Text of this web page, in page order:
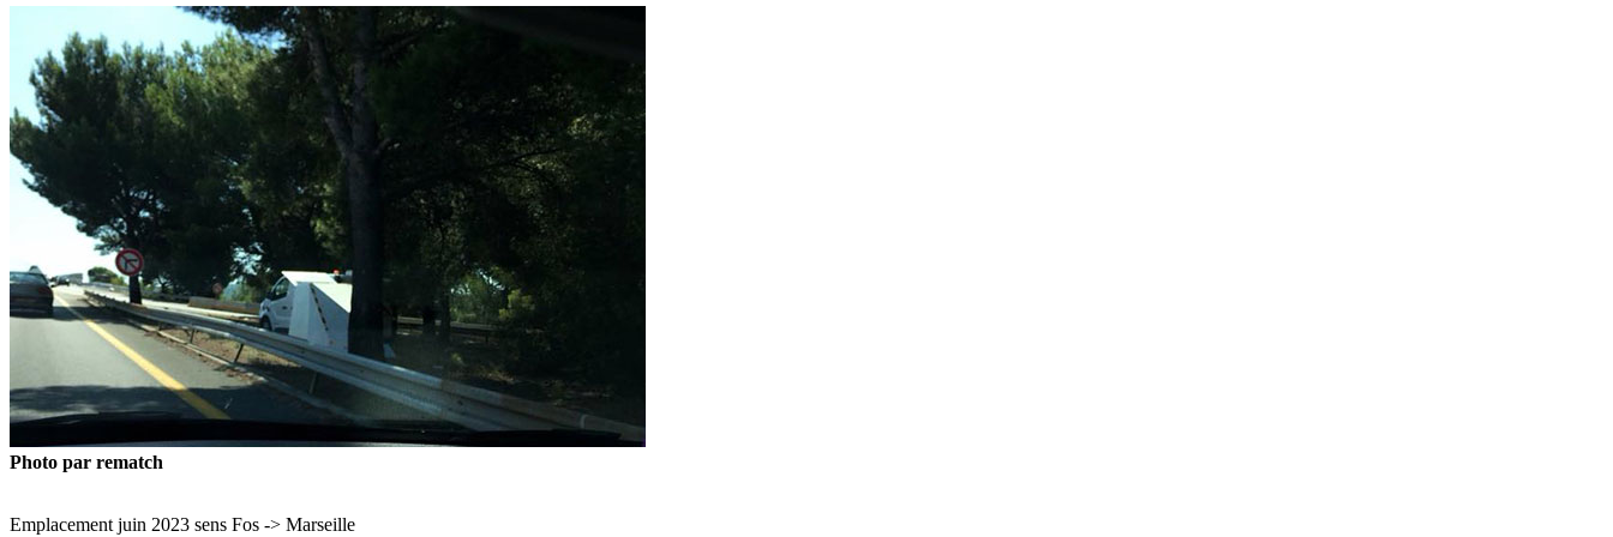
Photo par rematch
Emplacement juin 2023 sens Fos -> Marseille